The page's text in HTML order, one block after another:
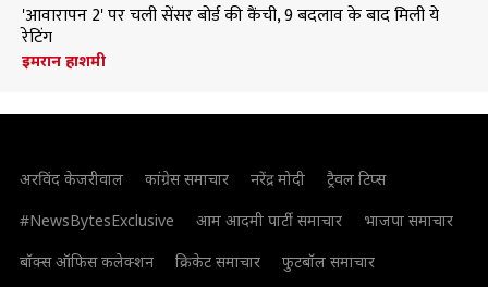
'आवारापन 2' पर चली सेंसर बोर्ड की कैंची, 9 बदलाव के बाद मिली ये
रेटिंग
इमरान हाशमी
अरविंद केजरीवाल कांग्रेस समाचार नरेंद्र मोदी
ट्रैवल टिप्स
#NewsBytesExclusive
आम आदमी पार्टी समाचार
भाजपा समाचार
बॉक्स ऑफिस कलेक्शन
क्रिकेट समाचार फुटबॉल समाचार